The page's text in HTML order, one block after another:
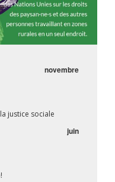
novembre
justice sociale
juin